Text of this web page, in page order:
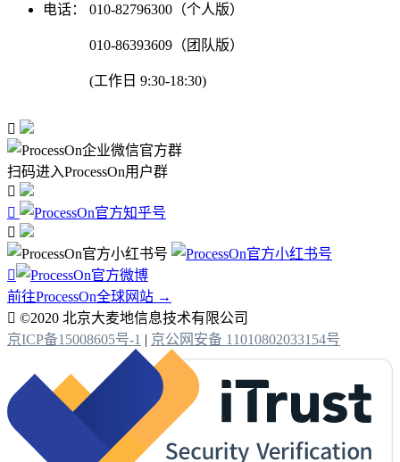
电话：
010-82796300（个人版）
010-86393609（团队版）
(工作日 9:30-18:30)

扫码进入ProcessOn用户群




前往ProcessOn全球网站 →
 ©2020 北京大麦地信息技术有限公司
京ICP备15008605号-1 | 京公网安备 11010802033154号